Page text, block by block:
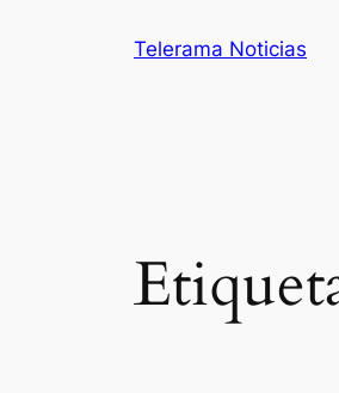
Telerama Noticias